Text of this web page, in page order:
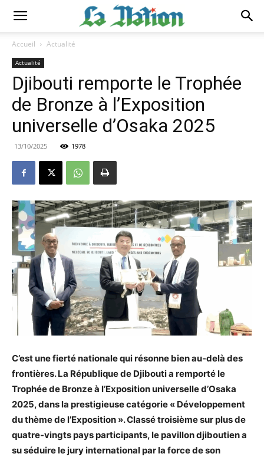
Accueil Actualité
Actualité
Djibouti remporte le Trophée
de Bronze à l’Exposition
universelle d’Osaka 2025
13/10/2025 1978
C’est une fierté nationale qui résonne bien au-delà des
frontières. La République de Djibouti a remporté le
Trophée de Bronze à l’Exposition universelle d’Osaka
2025, dans la prestigieuse catégorie « Développement
du thème de l’Exposition ». Classé troisième sur plus de
quatre-vingts pays participants, le pavillon djiboutien a
su séduire le jury international par la force de son